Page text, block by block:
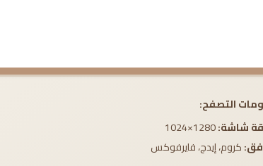
التصفح:
شاشة:1280×1024
كروم، إيدج، فايرفوكس